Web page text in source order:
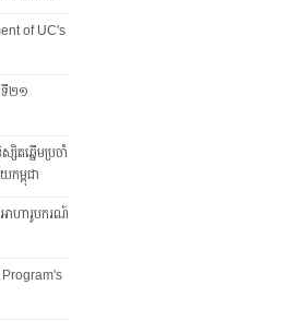
of UC's
ទី២១
តឆ្នើមប្រចាំ
ម្ពុជា
ាហារូបករណ៍​​​​​​